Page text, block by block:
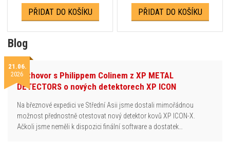
PŘIDAT DO KOŠÍKU PŘIDAT DO KOŠÍKU
Blog
21.06.
2026Rozhovor s Philippem Colinem z XP METAL
DETECTORS o nových detektorech XP ICON
Na březnové expedici ve Střední Asii jsme dostali mimořádnou
možnost přednostně otestovat nový detektor kovů XP ICON-X.
Ačkoli jsme neměli k dispozici finální software a dostatek…